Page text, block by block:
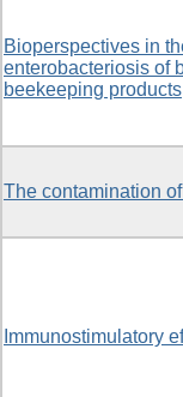
Bioperspectives in
enterobacteriosis of
beekeeping products
The contamination
Immunostimulatory